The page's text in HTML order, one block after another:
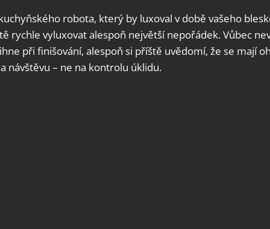
robota, který by luxoval v době vašeho
rychle vyluxovat alespoň největší nepořádek. Vůbec
při finišování, alespoň si příště uvědomí, že se mají
návštěvu – ne na kontrolu úklidu.